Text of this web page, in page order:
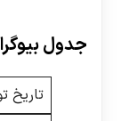
جدول
تاریخ